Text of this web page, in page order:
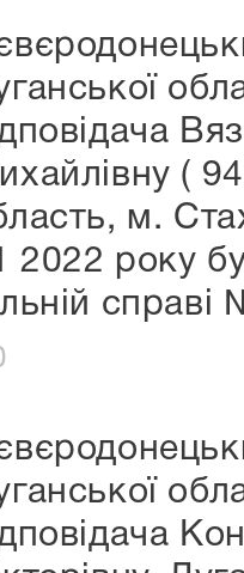
(
м.
2022 року